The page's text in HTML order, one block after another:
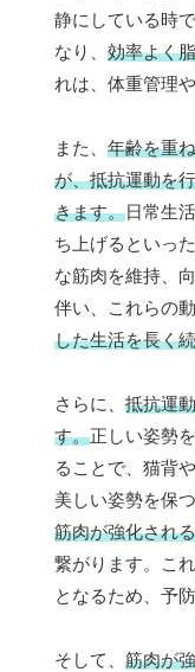
静にしている時
なり、 効率よく
れは、体重管理
また、 年齢を重
が、抵抗運動を
きます。日常生
ち上げるといっ
な筋肉を維持、
伴い、これらの
した生活を長く
さらに、 抵抗運
す。正しい姿勢
ることで、猫背
美しい姿勢を保
筋肉が強化され
繋がります。こ
となるため、予
そして、 筋肉が